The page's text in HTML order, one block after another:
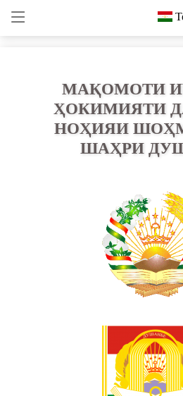
МАҚОМОТИ
ҲОКИМИЯТИ
НОҲИЯИ
ШАҲРИ